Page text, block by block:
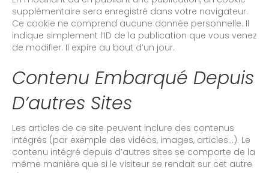
supplémentaire sera enregistré dans votre navigateur.
Ce cookie ne comprend aucune donnée personnelle. Il
indique simplement l’ID de la publication que vous venez
de modifier. Il expire au bout d’un jour.
Contenu Embarqué Depuis
D’autres Sites
Les articles de ce site peuvent inclure des contenus
intégrés (par exemple des vidéos, images, articles…). Le
contenu intégré depuis d’autres sites se comporte de la
même manière que si le visiteur se rendait sur cet autre